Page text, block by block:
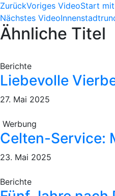
ZurückVoriges VideoStart
Nächstes Video
Ähnliche Titel
Berichte
Liebevolle
27. Mai 2025
Werbung
Celten-Service:
23. Mai 2025
Berichte